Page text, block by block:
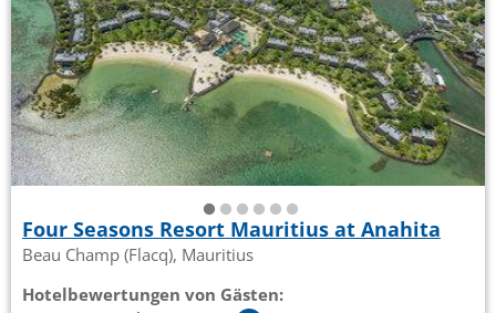
Four Seasons Resort Mauritius at Anahita
Beau Champ (Flacq), Mauritius
Hotelbewertungen von Gästen: